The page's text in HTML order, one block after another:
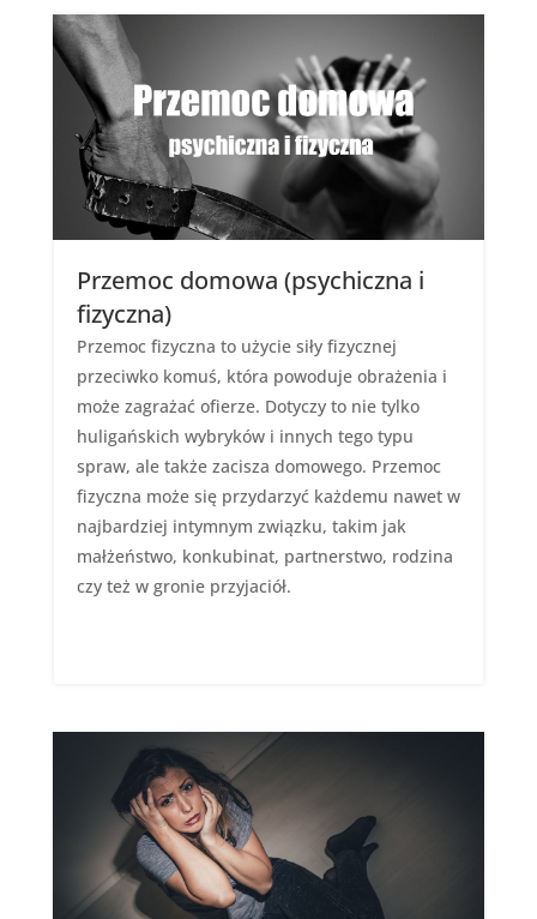
Przemoc domowa (psychiczna i
fizyczna)
Przemoc fizyczna to użycie siły fizycznej
przeciwko komuś, która powoduje obrażenia i
może zagrażać ofierze. Dotyczy to nie tylko
huligańskich wybryków i innych tego typu
spraw, ale także zacisza domowego. Przemoc
fizyczna może się przydarzyć każdemu nawet w
najbardziej intymnym związku, takim jak
małżeństwo, konkubinat, partnerstwo, rodzina
czy też w gronie przyjaciół.